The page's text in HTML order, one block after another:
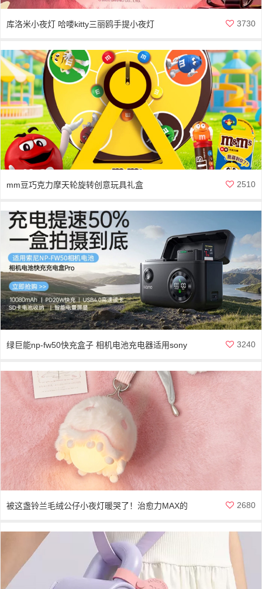
库洛米小夜灯 哈喽kitty三丽鸥手提小夜灯 3730
mm豆巧克力摩天轮旋转创意玩具礼盒 2510
绿巨能np-fw50快充盒子 相机电池充电器适用sony 3240
被这盏铃兰毛绒公仔小夜灯暖哭了！治愈力MAX的 2680